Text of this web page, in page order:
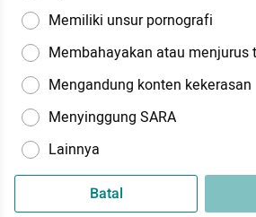
Memiliki unsur pornografi
Membahayakan atau menjurus
Mengandung konten kekerasan
Menyinggung SARA
Lainnya
Batal